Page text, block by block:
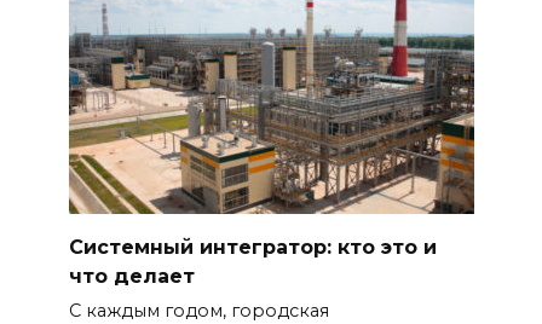
Системный интегратор: кто это и
что делает
С каждым годом, городская